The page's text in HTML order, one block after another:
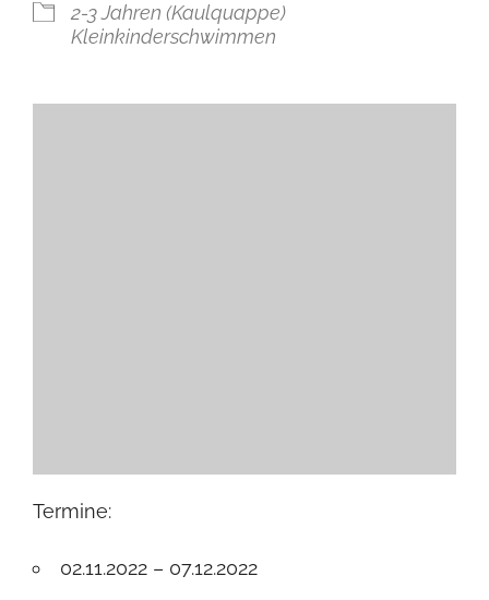
2-3 Jahren (Kaulquappe)
Kleinkinderschwimmen
Termine:
02.11.2022 – 07.12.2022